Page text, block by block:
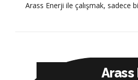
Arass Enerji ile çalışmak, sadece
Arass